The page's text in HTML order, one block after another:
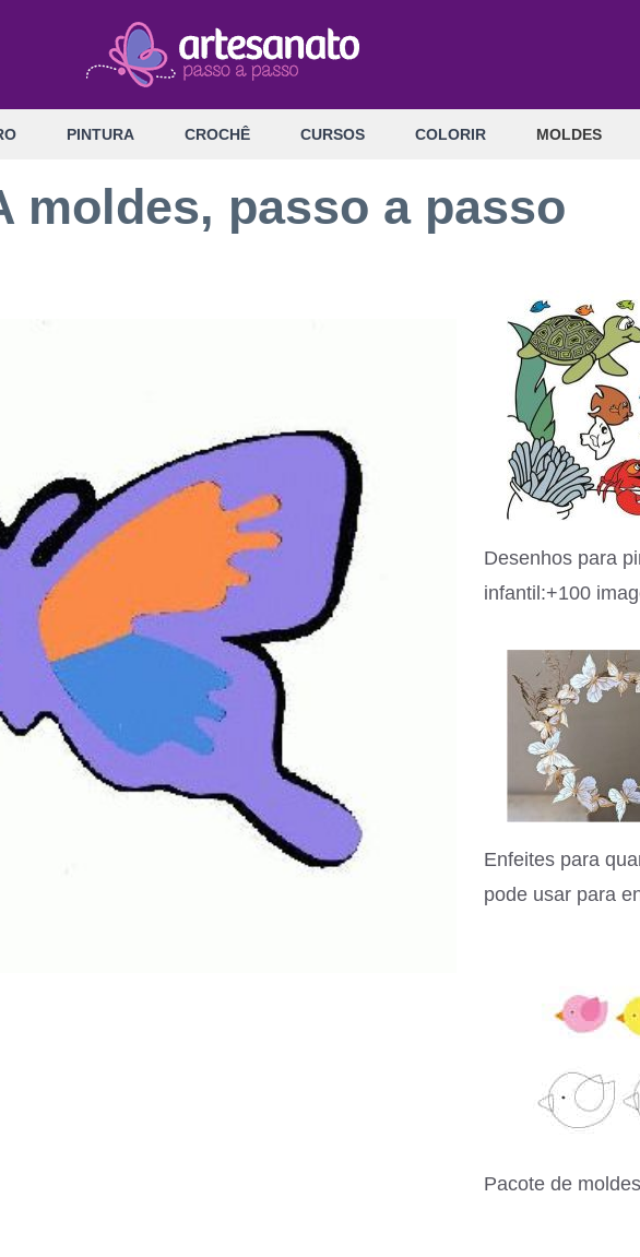
PINTURA CROCHÊ CURSOS COLORIR MOLDES
moldes, passo a passo
Desenhos para
infantil:+100
Enfeites para
pode usar para
Pacote de